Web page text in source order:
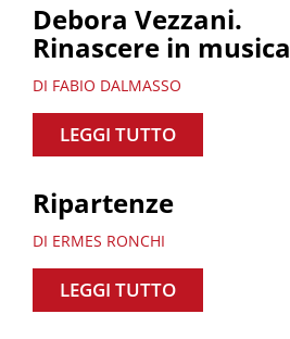
Debora Vezzani.
Rinascere in musica
DI FABIO DALMASSO
LEGGI TUTTO
Ripartenze
DI ERMES RONCHI
LEGGI TUTTO